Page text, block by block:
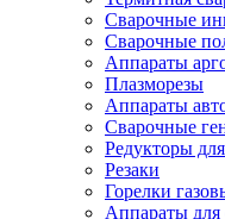
Сварочные
Сварочные
Аппараты
Плазморезы
Аппараты
Сварочные
Редукторы
Резаки
Горелки
Аппараты для